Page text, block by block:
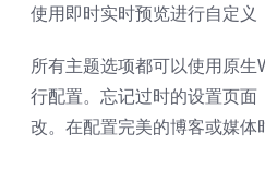
使用即时实时预览进行自定义
所有主题选项都可以使用原
行配置。忘记过时的设置页
改。在配置完美的博客或媒体